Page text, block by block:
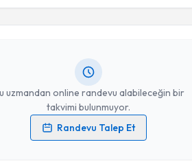
Takvim Talebini Gönder
uzmandan online randevu alabileceğin bir
takvimi bulunmuyor.
Randevu Talep Et
verilerimin işlenmesine ilişkinAydınlatma Metni